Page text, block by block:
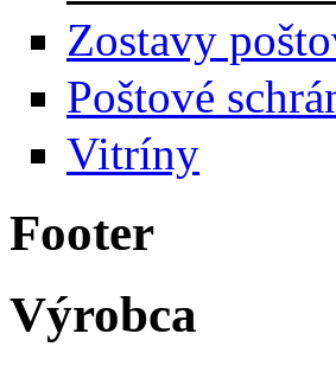
Zostavy
Poštové
Vitríny
Footer
Výrobca